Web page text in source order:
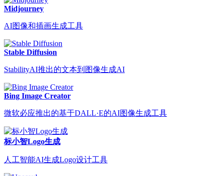
Midjourney
AI图像和插画生成工具
Stable Diffusion
StabilityAI推出的文本到图像生成AI
Bing Image Creator
微软必应推出的基于DALL·E的AI图像生成工具
标小智Logo生成
人工智能AI生成Logo设计工具